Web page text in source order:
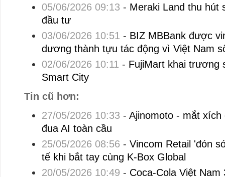
05/06/2026 09:13 - Meraki Land thu hút
đầu tư
03/06/2026 10:51 - BIZ MBBank được
dương thành tựu tác động vì Việt Nam
02/06/2026 10:11 - FujiMart khai trương
Smart City
Tin cũ hơn:
27/05/2026 10:33 - Ajinomoto - mắt
đua AI toàn cầu
25/05/2026 08:56 - Vincom Retail 'đón
tế khi bắt tay cùng K-Box Global
20/05/2026 10:49 - Coca-Cola Việt Nam